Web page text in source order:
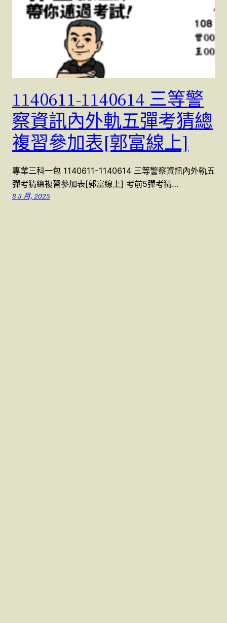
1140611-1140614 三等警
察資訊內外軌五彈考猜總
複習參加表[郭富線上]
專業三科一包 1140611-1140614 三等警察資訊內外軌五
彈考猜總複習參加表[郭富線上] 考前5彈考猜…
8 5 月, 2025